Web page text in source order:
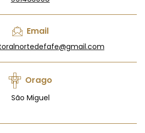
Email
Orago
São Miguel